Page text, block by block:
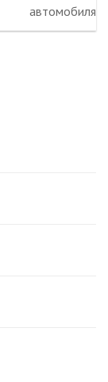
автомобиля